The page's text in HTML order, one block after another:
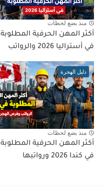
منذ بضع لحظات
أكثر المهن الحرفية المطلوبة
في أستراليا 2026 والرواتب
دليل الهجرة
منذ بضع لحظات
أكثر المهن الحرفية المطلوبة
في كندا 2026 ورواتبها